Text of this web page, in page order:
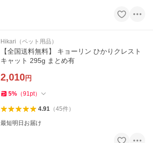
Hikari（ペット用品）
【全国送料無料】 キョーリン ひかりクレスト
キャット 295g まとめ有
2,010円
5% （91pt）
4.91（45件）
最短明日お届け